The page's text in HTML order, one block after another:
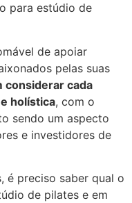
para estúdio de
de apoiar
pelas suas
considerar cada
holística, com o
sendo um aspecto
e investidores de
é preciso saber qual o
de pilates e em